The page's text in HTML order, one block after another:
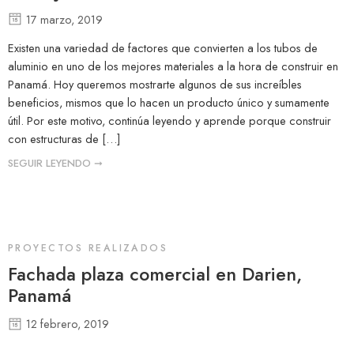
17 marzo, 2019
Existen una variedad de factores que convierten a los tubos de
aluminio en uno de los mejores materiales a la hora de construir en
Panamá. Hoy queremos mostrarte algunos de sus increíbles
beneficios, mismos que lo hacen un producto único y sumamente
útil. Por este motivo, continúa leyendo y aprende porque construir
con estructuras de […]
SEGUIR LEYENDO ➞
PROYECTOS REALIZADOS
Fachada plaza comercial en Darien,
Panamá
12 febrero, 2019